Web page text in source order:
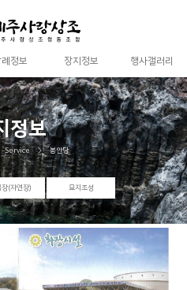
례정보 장지정보 행사갤러리
정보
Service 봉안당
장(자연장) 묘지조성